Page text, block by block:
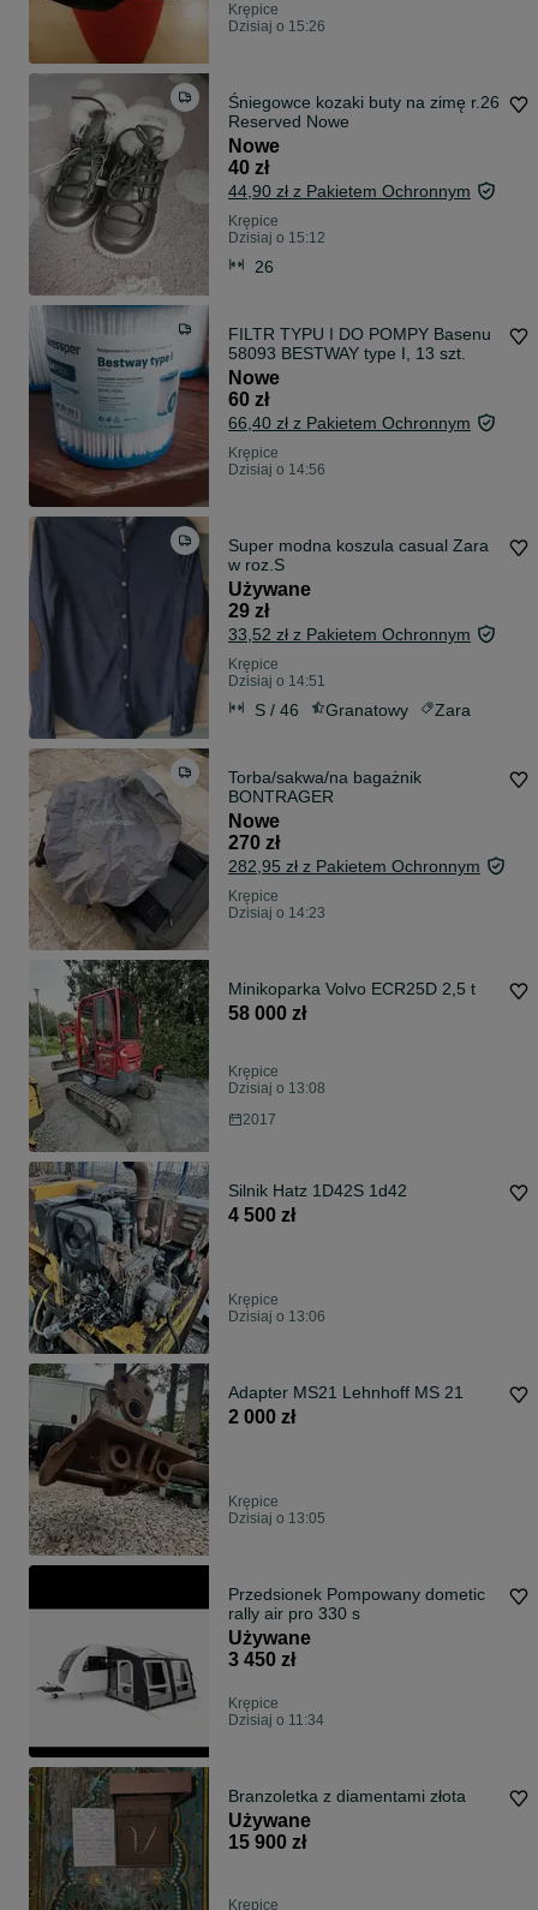
Krępice
Dzisiaj o 15:26
Śniegowce kozaki buty na zimę r.26
Reserved Nowe
Nowe
40 zł
44,90 zł z Pakietem Ochronnym
Krępice
Dzisiaj o 15:12
26
FILTR TYPU I DO POMPY Basenu
58093 BESTWAY type I, 13 szt.
Nowe
60 zł
66,40 zł z Pakietem Ochronnym
Krępice
Dzisiaj o 14:56
Super modna koszula casual Zara
w roz.S
Używane
29 zł
33,52 zł z Pakietem Ochronnym
Krępice
Dzisiaj o 14:51
S / 46 Granatowy Zara
Torba/sakwa/na bagażnik
BONTRAGER
Nowe
270 zł
282,95 zł z Pakietem Ochronnym
Krępice
Dzisiaj o 14:23
Minikoparka Volvo ECR25D 2,5 t
58 000 zł
Krępice
Dzisiaj o 13:08
2017
Silnik Hatz 1D42S 1d42
4 500 zł
Krępice
Dzisiaj o 13:06
Adapter MS21 Lehnhoff MS 21
2 000 zł
Krępice
Dzisiaj o 13:05
Przedsionek Pompowany dometic
rally air pro 330 s
Używane
3 450 zł
Krępice
Dzisiaj o 11:34
Branzoletka z diamentami złota
Używane
15 900 zł
Krępice